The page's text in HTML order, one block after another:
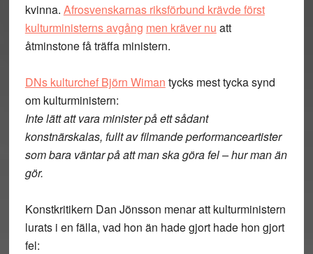
kvinna. Afrosvenskarnas riksförbund krävde först
kulturministerns avgång men kräver nu att
åtminstone få träffa ministern.
DNs kulturchef Björn Wiman tycks mest tycka synd
om kulturministern:
Inte lätt att vara minister på ett sådant
konstnärskalas, fullt av filmande performanceartister
som bara väntar på att man ska göra fel – hur man än
gör.
Konstkritikern Dan Jönsson menar att kulturministern
lurats i en fälla, vad hon än hade gjort hade hon gjort
fel: